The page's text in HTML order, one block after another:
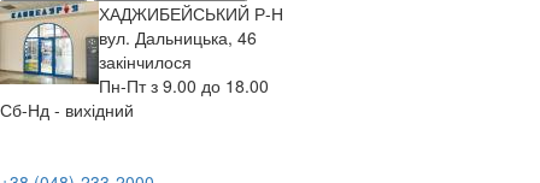
ХАДЖИБЕЙСЬКИЙ Р-Н
вул. Дальницька, 46
закінчилося
Пн-Пт з 9.00 до 18.00
Сб-Нд - вихідний